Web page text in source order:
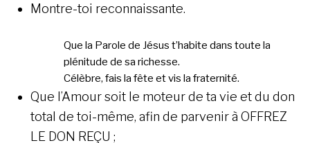
Montre-toi reconnaissante.
Que la Parole de Jésus t’habite dans toute la
plénitude de sa richesse.
Célèbre, fais la fête et vis la fraternité.
Que l’Amour soit le moteur de ta vie et du don
total de toi-même, afin de parvenir à OFFREZ
LE DON REÇU ;